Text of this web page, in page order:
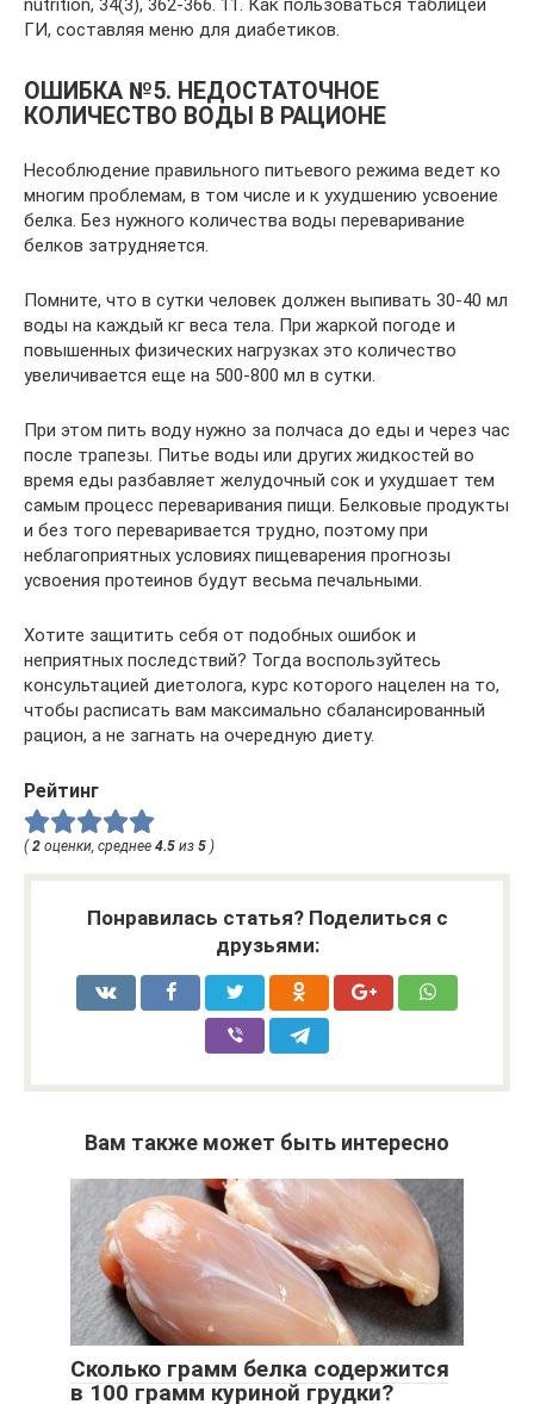
nutrition, 34(3), 362-366. 11. Как пользоваться таблицей
ГИ, составляя меню для диабетиков.
ОШИБКА №5. НЕДОСТАТОЧНОЕ
КОЛИЧЕСТВО ВОДЫ В РАЦИОНЕ
Несоблюдение правильного питьевого режима ведет ко
многим проблемам, в том числе и к ухудшению усвоение
белка. Без нужного количества воды переваривание
белков затрудняется.
Помните, что в сутки человек должен выпивать 30-40 мл
воды на каждый кг веса тела. При жаркой погоде и
повышенных физических нагрузках это количество
увеличивается еще на 500-800 мл в сутки.
При этом пить воду нужно за полчаса до еды и через час
после трапезы. Питье воды или других жидкостей во
время еды разбавляет желудочный сок и ухудшает тем
самым процесс переваривания пищи. Белковые продукты
и без того переваривается трудно, поэтому при
неблагоприятных условиях пищеварения прогнозы
усвоения протеинов будут весьма печальными.
Хотите защитить себя от подобных ошибок и
неприятных последствий? Тогда воспользуйтесь
консультацией диетолога, курс которого нацелен на то,
чтобы расписать вам максимально сбалансированный
рацион, а не загнать на очередную диету.
Рейтинг
( 2 оценки, среднее 4.5 из 5 )
Понравилась статья? Поделиться с
друзьями:
Вам также может быть интересно
Сколько грамм белка содержится
в 100 грамм куриной грудки?